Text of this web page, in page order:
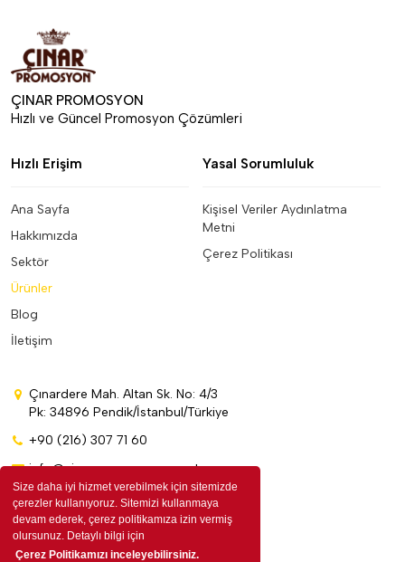
Size daha iyi hizmet verebilmek için sitemizde
çerezler kullanıyoruz. Sitemizi kullanmaya
devam ederek, çerez politikamıza izin vermiş
olursunuz. Detaylı bilgi için
Çerez Politikamızı inceleyebilirsiniz.
ÇINAR PROMOSYON
Hızlı ve Güncel Promosyon Çözümleri
Hızlı Erişim
Ana Sayfa
Hakkımızda
Sektör
Ürünler
Blog
İletişim
Yasal Sorumluluk
Kişisel Veriler Aydınlatma
Metni
Çerez Politikası
Çınardere Mah. Altan Sk. No: 4/3
Pk: 34896 Pendik/İstanbul/Türkiye
+90 (216) 307 71 60
info@cinarpromosyon.com.tr